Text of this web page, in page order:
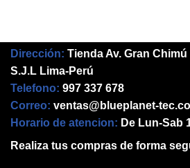
Dirección: Tienda Av. Gran
S.J.L Lima-Perú
Telefono: 997 337 678
Correo: ventas@blueplanet-
Horario de atencion: De Lun-Sab
Realiza tus compras de forma